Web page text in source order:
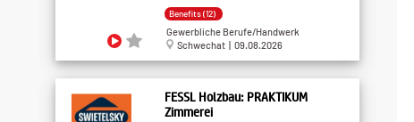
Benefits (12)
Gewerbliche Berufe/Handwerk
Schwechat | 09.08.2026
FESSL Holzbau: PRAKTIKUM
Zimmerei